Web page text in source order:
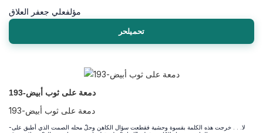
مؤلفعلي جعفر العلاق
تحميلحر
دمعة على ثوب أبيض-193
دمعة على ثوب أبيض-193
-لا. . . خرجت هذه الكلمة بقسوة وحشية فقطعت سؤال الكاهن وحلّ محله الصمت الذي أطبق على